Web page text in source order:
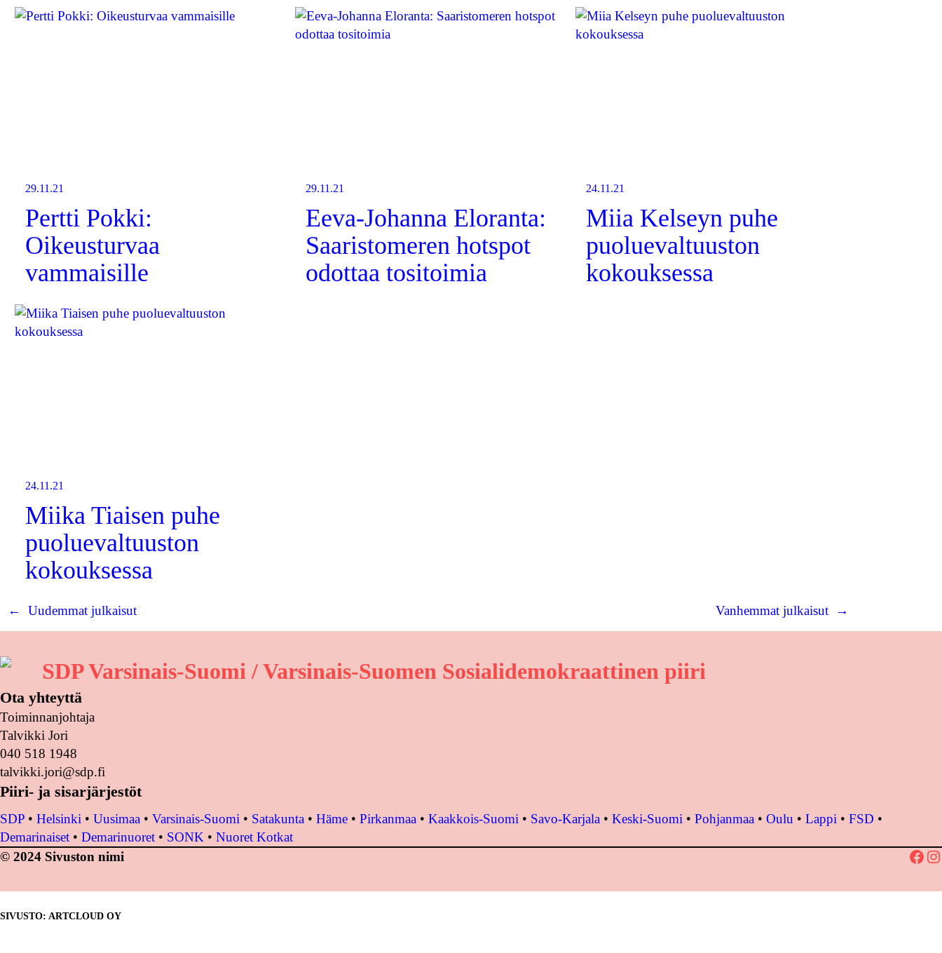
29.11.21
Pertti Pokki:
Oikeusturvaa
vammaisille
29.11.21
Eeva-Johanna Eloranta:
Saaristomeren hotspot
odottaa tositoimia
24.11.21
Miia Kelseyn puhe
puoluevaltuuston
kokouksessa
24.11.21
Miika Tiaisen puhe
puoluevaltuuston
kokouksessa
← Uudemmat julkaisut Vanhemmat julkaisut →
SDP Varsinais-Suomi / Varsinais-Suomen Sosialidemokraattinen piiri
Ota yhteyttä
Toiminnanjohtaja
Talvikki Jori
040 518 1948
talvikki.jori@sdp.fi
Piiri- ja sisarjärjestöt
SDP • Helsinki • Uusimaa • Varsinais-Suomi • Satakunta • Häme • Pirkanmaa • Kaakkois-Suomi • Savo-Karjala • Keski-Suomi • Pohjanmaa • Oulu • Lappi • FSD •
Demarinaiset • Demarinuoret • SONK • Nuoret Kotkat
© 2024 Sivuston nimi
Facebook Instagram
SIVUSTO: ARTCLOUD OY